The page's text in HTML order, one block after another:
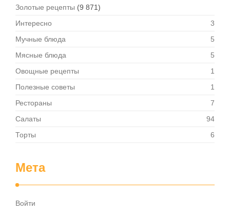
Золотые рецепты (9 871)
Интересно
3
Мучные блюда
5
Мясные блюда
5
Овощные рецепты
1
Полезные советы
1
Рестораны
7
Салаты
94
Торты
6
Мета
Войти